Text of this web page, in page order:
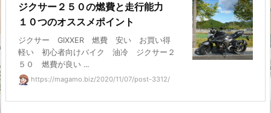
ジクサー２５０の燃費と走行能力
１０つのオススメポイント
ジクサー GIXXER 燃費 安い お買い得
軽い 初心者向けバイク 油冷 ジクサー２
５０ 燃費が良い ...
https://magamo.biz/2020/11/07/post-3312/